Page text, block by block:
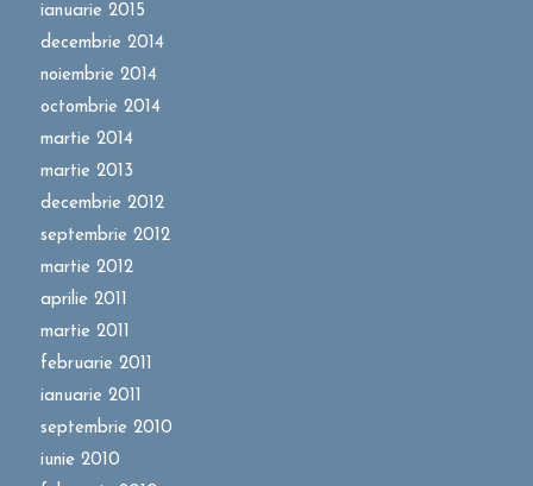
ianuarie 2015
decembrie 2014
noiembrie 2014
octombrie 2014
martie 2014
martie 2013
decembrie 2012
septembrie 2012
martie 2012
aprilie 2011
martie 2011
februarie 2011
ianuarie 2011
septembrie 2010
iunie 2010